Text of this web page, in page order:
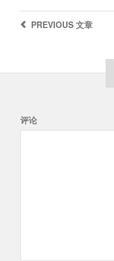
PREVIOUS文章
评论